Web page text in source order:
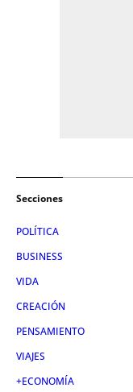
Secciones
POLÍTICA
BUSINESS
VIDA
CREACIÓN
PENSAMIENTO
VIAJES
+ECONOMÍA